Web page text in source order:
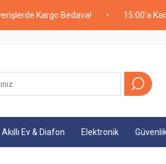
Kargo Bedava! • 15:00'a Kadar
Akıllı Ev & Diafon Elektronik